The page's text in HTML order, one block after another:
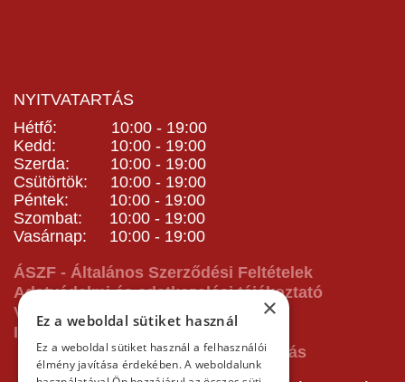
NYITVATARTÁS
Hétfő: 10:00 - 19:00
Kedd: 10:00 - 19:00
Szerda: 10:00 - 19:00
Csütörtök: 10:00 - 19:00
Péntek: 10:00 - 19:00
Szombat: 10:00 - 19:00
Vasárnap: 10:00 - 19:00
ÁSZF - Általános Szerződési Feltételek
Adatvédelmi és adatkezelési tájékoztató
Vásárlás előtti tájékoztató
Impresszum
×
Ez a weboldal sütiket használ
Ez a weboldal sütiket használ a felhasználói
élmény javítása érdekében. A weboldalunk